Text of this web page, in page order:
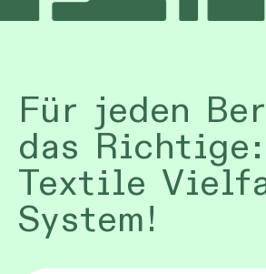
Für jeden
das Richtige:
Textile
System!